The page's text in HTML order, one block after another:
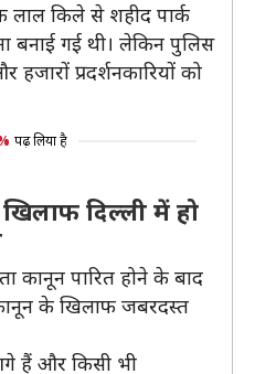
लाल किले से शहीद पार्क
बनाई गई थी। लेकिन पुलिस
प्रदर्शनकारियों को
पढ़ लिया है
दिल्ली में हो
कानून पारित होने के बाद
के खिलाफ जबरदस्त
हैं और किसी भी